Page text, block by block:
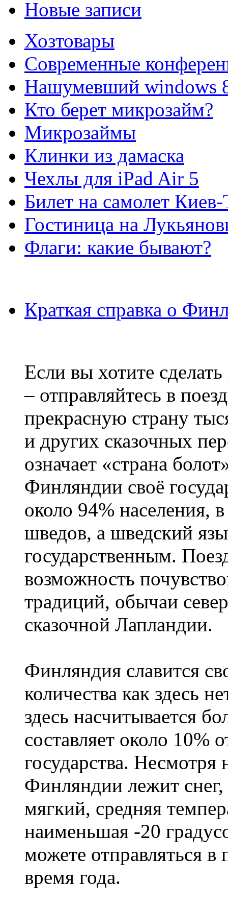
Новые записи
Хозтовары
Современные
Нашумевший windows
Кто берет микрозайм?
Микрозаймы
Клинки из дамаска
Чехлы для iPad Air 5
Билет на самолет
Гостиница на
Флаги: какие бывают?
Краткая справка о
Если вы хотите
– отправляйтесь в
прекрасную страну
и других сказочных
означает «страна
Финляндии своё
около 94% населения,
шведов, а шведский
государственным.
возможность
традиций, обычаи
сказочной Лапландии.
Финляндия славится
количества как здесь
здесь насчитывается
составляет около 10%
государства. Несмотря
Финляндии лежит
мягкий, средняя
наименьшая -20
можете отправляться
время года.